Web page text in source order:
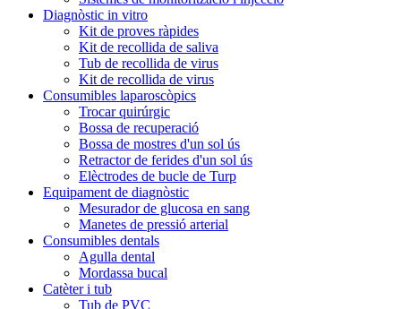
Diagnòstic in vitro
Kit de proves ràpides
Kit de recollida de saliva
Tub de recollida de virus
Kit de recollida de virus
Consumibles laparoscòpics
Trocar quirúrgic
Bossa de recuperació
Bossa de mostres d'un sol ús
Retractor de ferides d'un sol ús
Elèctrodes de bucle de Turp
Equipament de diagnòstic
Mesurador de glucosa en sang
Manetes de pressió arterial
Consumibles dentals
Agulla dental
Mordassa bucal
Catèter i tub
Tub de PVC